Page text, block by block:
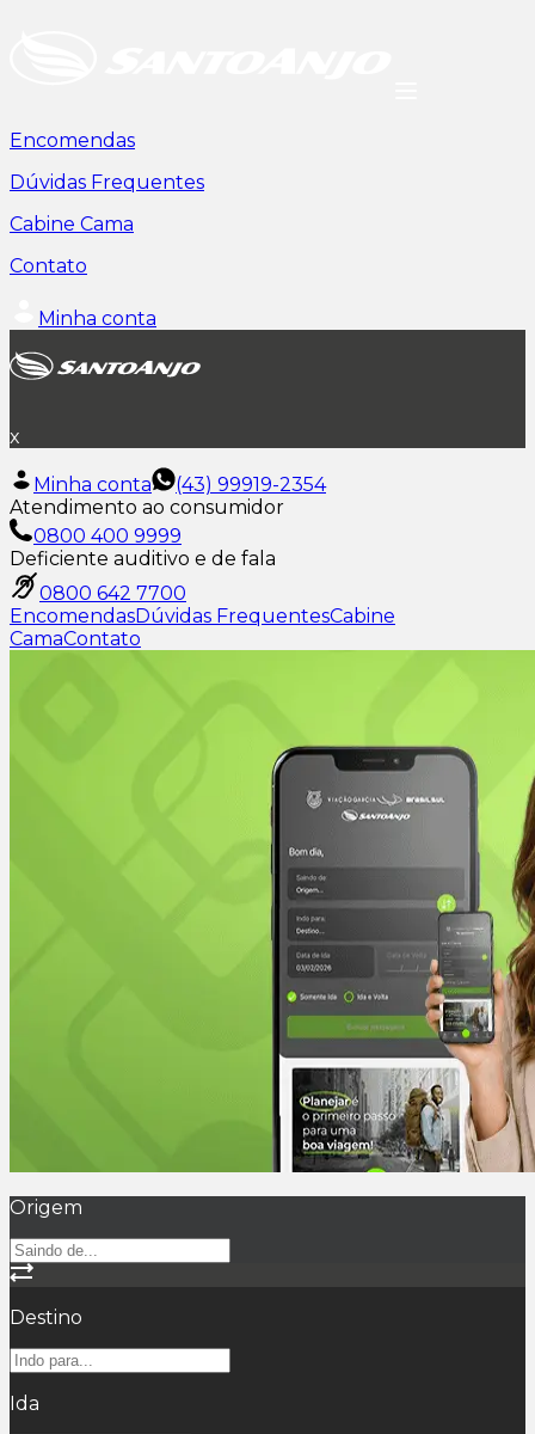
Encomendas
Dúvidas Frequentes
Cabine Cama
Contato
Minha conta
x
Minha conta
(43) 99919-2354
Atendimento ao consumidor
0800 400 9999
Deficiente auditivo e de fala
0800 642 7700
EncomendasDúvidas FrequentesCabine
CamaContato
Origem
Destino
Ida